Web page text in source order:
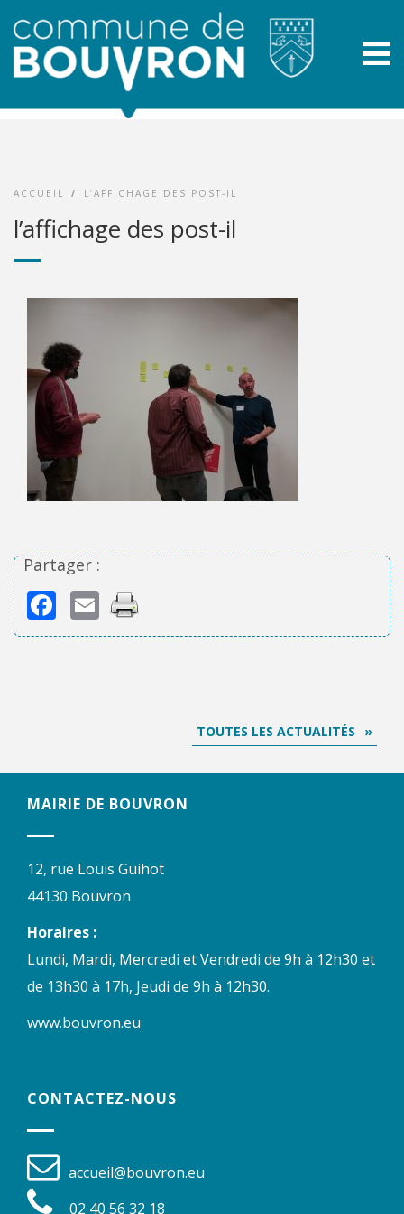
ACCUEIL / L’AFFICHAGE DES POST-IL
l’affichage des post-il
Partager :
Facebook
Email
TOUTES LES ACTUALITÉS
MAIRIE DE BOUVRON
12, rue Louis Guihot
44130 Bouvron
Horaires :
Lundi, Mardi, Mercredi et Vendredi de 9h à 12h30 et
de 13h30 à 17h, Jeudi de 9h à 12h30.
www.bouvron.eu
CONTACTEZ-NOUS
accueil@bouvron.eu
02 40 56 32 18